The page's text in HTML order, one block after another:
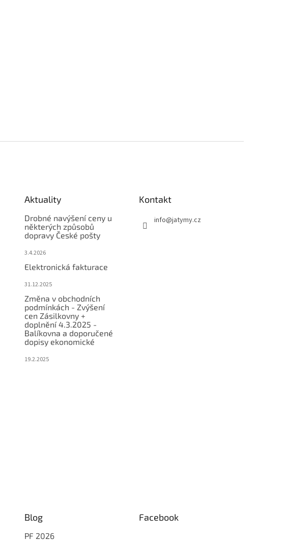
Aktuality
Drobné navýšení ceny u
některých způsobů
dopravy České pošty
3.4.2026
Elektronická fakturace
31.12.2025
Změna v obchodních
podmínkách - Zvýšení
cen Zásilkovny +
doplnění 4.3.2025 -
Balíkovna a doporučené
dopisy ekonomické
19.2.2025
Kontakt
info@jatymy.cz
Blog
PF 2026
Facebook